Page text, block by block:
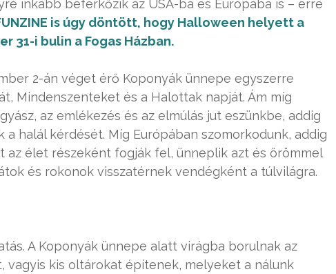
inkább beférkőzik az USA-ba és Európába is – erre
is úgy döntött, hogy Halloween helyett a
31-i bulin a Fogas Házban.
2-án véget érő Koponyák ünnepe egyszerre
Mindenszenteket és a Halottak napját. Ám míg
az emlékezés és az elmúlás jut eszünkbe, addig
halál kérdését. Míg Európában szomorkodunk, addig
az élet részeként fogják fel, ünneplik azt és örömmel
és rokonok visszatérnek vendégként a túlvilágra.
A Koponyák ünnepe alatt virágba borulnak az
vagyis kis oltárokat építenek, melyeket a nálunk